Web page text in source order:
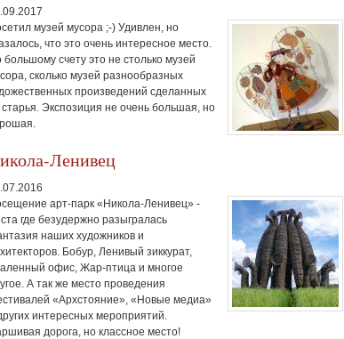
музей мусора ;-) Удивлен, но
что это очень интересное место.
большому счету это не столько музей
сколько музей разнообразных
произведений сделанных
старья. Экспозиция не очень большая, но
Ленивец
арт-парк «Никола-Ленивец» -
где безудержно разыгралась
наших художников и
Бобур, Ленивый зиккурат,
офис, Жар-птица и многое
А так же место проведения
«Архстояние», «Новые медиа»
интересных мероприятий.
дорога, но классное место!